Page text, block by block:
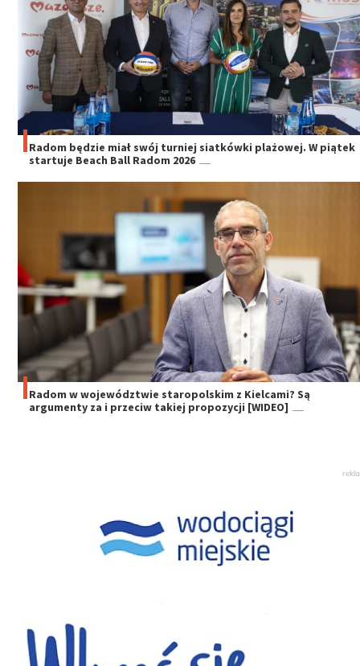
Radom będzie miał swój turniej siatkówki plażowej. W piątek
startuje Beach Ball Radom 2026
Radom w województwie staropolskim z Kielcami? Są
argumenty za i przeciw takiej propozycji [WIDEO]